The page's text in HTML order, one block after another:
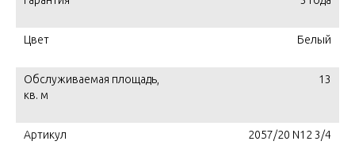
Цвет Белый
Обслуживаемая площадь,
кв. м
13
Артикул 2057/20 N12 3/4